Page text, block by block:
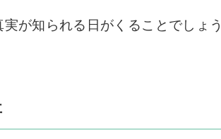
実が知られる日がくることでしょう